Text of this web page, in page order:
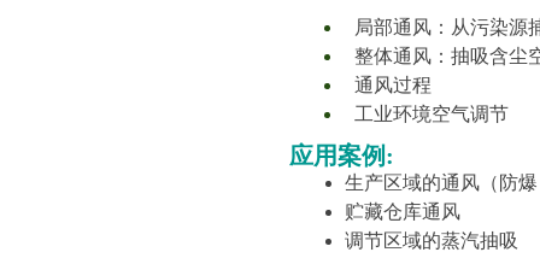
局部通风：从污染源
整体通 风：抽吸含尘
通风过程
工业环境空气调节
应用案例:
生产区域的通风（防
贮藏仓库通风
调节区域的蒸汽抽吸